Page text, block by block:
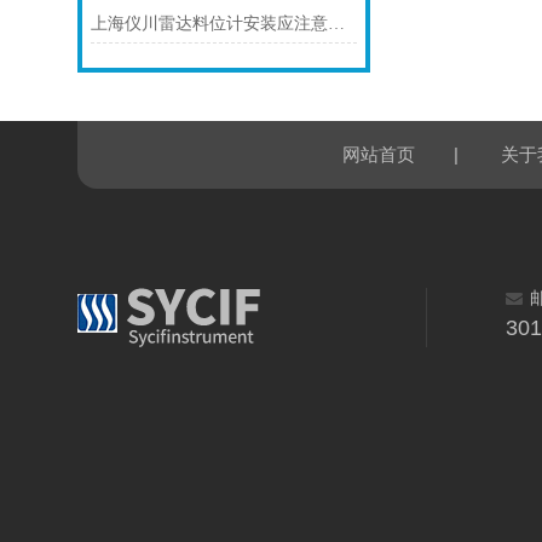
上海仪川雷达料位计安装应注意的7个问题
网站首页 | 关于